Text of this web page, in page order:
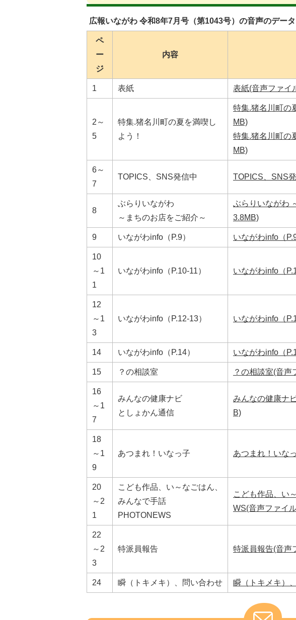
広報いながわ 令和8年7月号（第1043号）の音声のデータ
ペ
ー
ジ
内容
1 表紙 表紙(音声ファイ
2～
5
特集.猪名川町の夏を満喫し
よう！
特集.猪名川町の
MB)
特集.猪名川町の
MB)
6～
7
TOPICS、SNS発信中 TOPICS、SNS
8
ぶらりいながわ
～まちのお店をご紹介～
ぶらりいながわ
3.8MB)
9 いながわinfo（P.9） いながわinfo（
10
～1
1
いながわinfo（P.10-11） いながわinfo（
12
～1
3
いながわinfo（P.12-13） いながわinfo（
14 いながわinfo（P.14） いながわinfo（
15 ？の相談室 ？の相談室(音声
16
～1
7
みんなの健康ナビ
としょかん通信
みんなの健康ナ
B)
18
～1
9
あつまれ！いなっ子 あつまれ！いな
20
～2
1
こども作品、い～なごはん、
みんなで手話
PHOTONEWS
こども作品、い
WS(音声ファイ
22
～2
3
特派員報告 特派員報告(音声
24 瞬（トキメキ）、問い合わせ 瞬（トキメキ）